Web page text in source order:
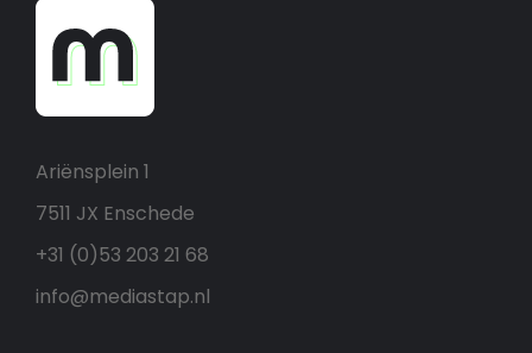
Ariënsplein 1
7511 JX Enschede
+31 (0)53 203 21 68
info@mediastap.nl